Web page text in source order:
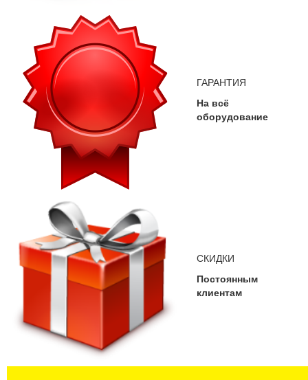
ГАРАНТИЯ
На всё
оборудование
СКИДКИ
Постоянным
клиентам